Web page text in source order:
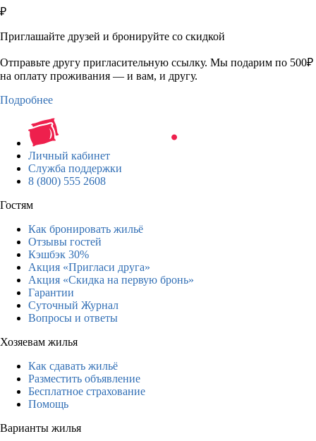
₽
Приглашайте друзей и бронируйте со скидкой
Отправьте другу пригласительную ссылку. Мы подарим по 500₽
на оплату проживания — и вам, и другу.
Подробнее
Личный кабинет
Служба поддержки
8 (800) 555 2608
Гостям
Как бронировать жильё
Отзывы гостей
Кэшбэк 30%
Акция «Пригласи друга»
Акция «Скидка на первую бронь»
Гарантии
Суточный Журнал
Вопросы и ответы
Хозяевам жилья
Как сдавать жильё
Разместить объявление
Бесплатное страхование
Помощь
Варианты жилья